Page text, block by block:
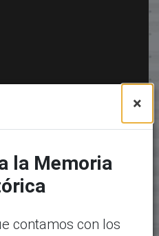
×
la Memoria
contamos con los